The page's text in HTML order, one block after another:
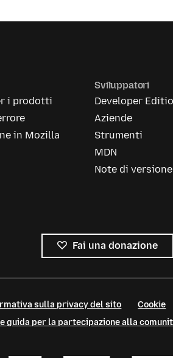
i prodotti
in Mozilla
Sviluppatori
Developer
Aziende
Strumenti
MDN
Note di
Fai una donazione
sulla privacy del sito Cookie
guida per la partecipazione alla